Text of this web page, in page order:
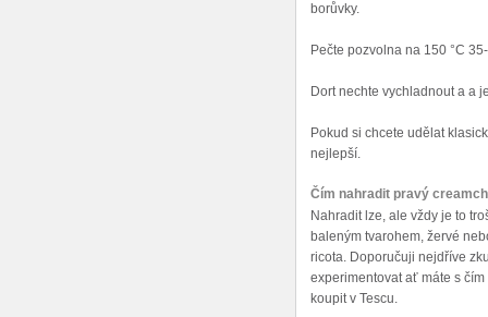
borůvky.
Pečte pozvolna na 150 °C
Dort nechte vychladnout a a
Pokud si chcete udělat
nejlepší.
Čím nahradit pravý
Nahradit lze, ale vždy je to
baleným tvarohem, žervé
ricota. Doporučuji nejdříve
experimentovat ať máte s
koupit v Tescu.